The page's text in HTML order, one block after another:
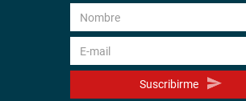
Suscribirme